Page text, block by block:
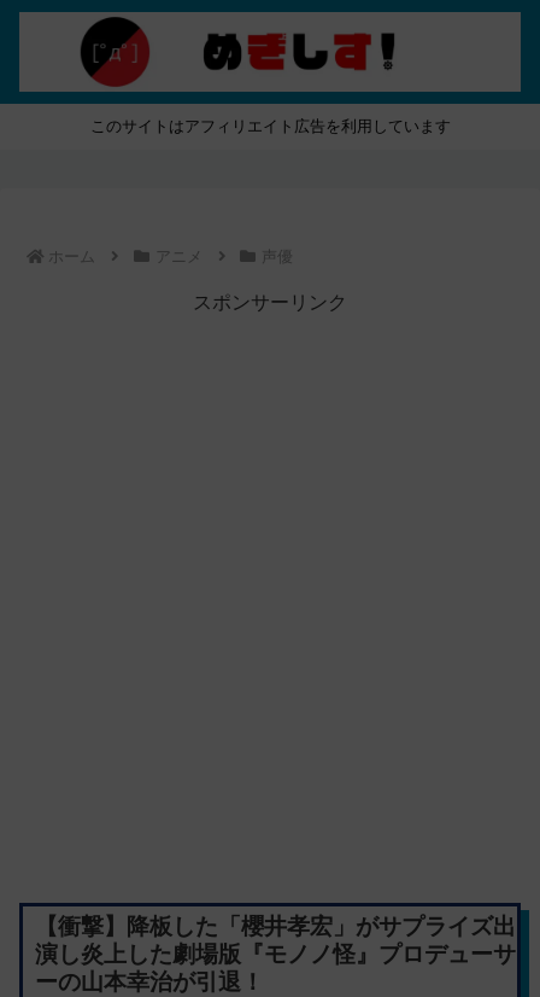
このサイトはアフィリエイト広告を利用しています
ホーム アニメ 声優
スポンサーリンク
【衝撃】降板した「櫻井孝宏」がサプライズ出
演し炎上した劇場版『モノノ怪』プロデューサ
ーの山本幸治が引退！